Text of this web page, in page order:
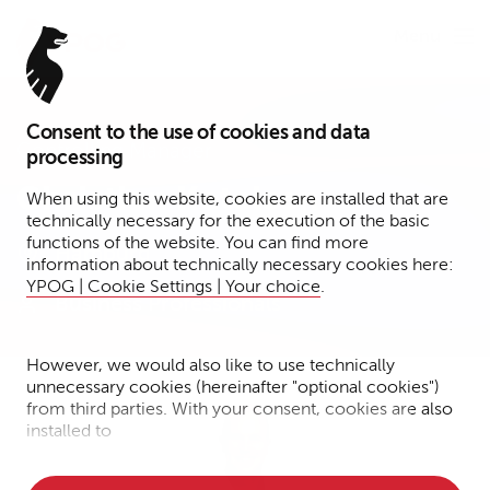
Consent to the use of cookies and data
processing
When using this website, cookies are installed that are
technically necessary for the execution of the basic
functions of the website. You can find more
information about technically necessary cookies here:
YPOG | Cookie Settings | Your choice.
However, we would also like to use technically
unnecessary cookies (hereinafter "optional cookies")
from third parties. With your consent, cookies are also
installed to
Controlling Manager
Christian Ketelsen
Hamburg